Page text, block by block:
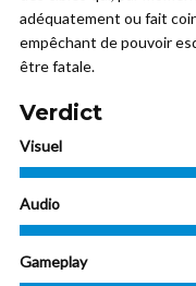
adéquatement ou fait
empêchant de pouvoir
être fatale.
Verdict
Visuel
Audio
Gameplay